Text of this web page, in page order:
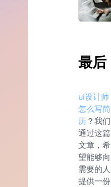
最后
ui设计师
怎么写简
历 ？我们
通过这篇
文章，希
望能够向
需要的人
提供一份